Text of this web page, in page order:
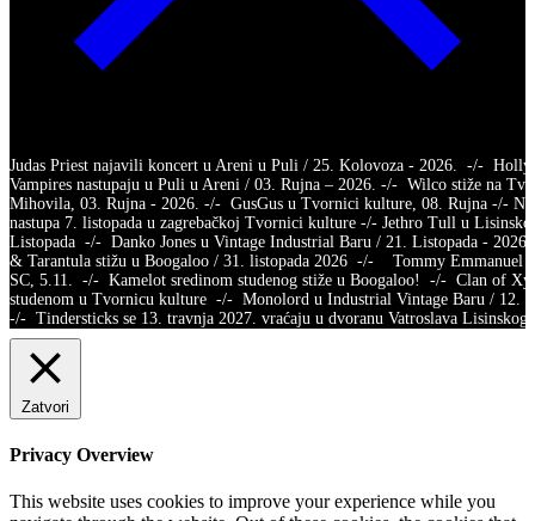
Judas Priest najavili koncert u Areni u Puli / 25. Kolovoza - 2026. -/-
Vampires nastupaju u Puli u Areni / 03. Rujna – 2026. -/- Wilco stiže na
Mihovila, 03. Rujna - 2026. -/- GusGus u Tvornici kulture, 08. Rujna -/-
nastupa 7. listopada u zagrebačkoj Tvornici kulture -/- Jethro Tull u
Listopada -/- Danko Jones u Vintage Industrial Baru / 21. Listopada -
& Tarantula stižu u Boogaloo / 31. listopada 2026 -/- Tommy Emmanuel
SC, 5.11. -/- Kamelot sredinom studenog stiže u Boogaloo! -/- Clan of
studenom u Tvornicu kulture -/- Monolord u Industrial Vintage Baru / 12.
-/- Tindersticks se 13. travnja 2027. vraćaju u dvoranu Vatroslava
Zatvori
Privacy Overview
This website uses cookies to improve your experience while you